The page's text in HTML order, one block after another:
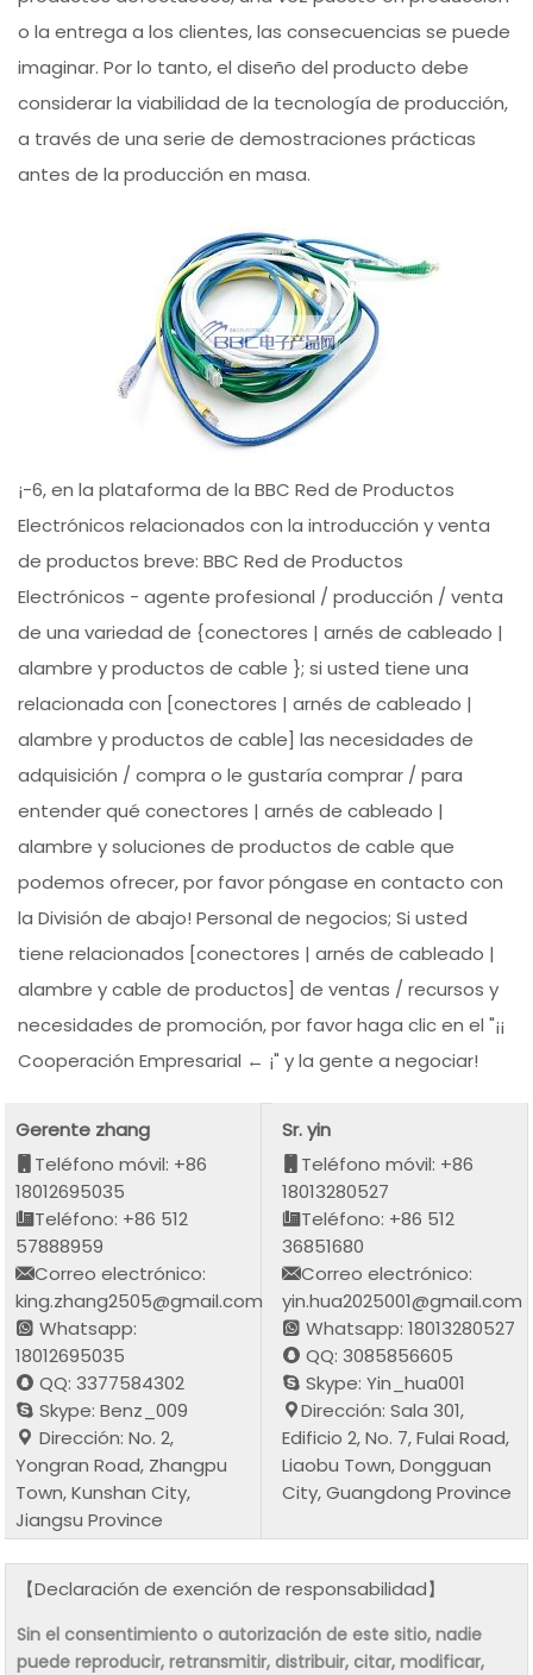
o la entrega a los clientes, las consecuencias se puede
imaginar. Por lo tanto, el diseño del producto debe
considerar la viabilidad de la tecnología de producción,
a través de una serie de demostraciones prácticas
antes de la producción en masa.
¡-6, en la plataforma de la BBC Red de Productos
Electrónicos relacionados con la introducción y venta
de productos breve: BBC Red de Productos
Electrónicos - agente profesional / producción / venta
de una variedad de {conectores | arnés de cableado |
alambre y productos de cable }; si usted tiene una
relacionada con [conectores | arnés de cableado |
alambre y productos de cable] las necesidades de
adquisición / compra o le gustaría comprar / para
entender qué conectores | arnés de cableado |
alambre y soluciones de productos de cable que
podemos ofrecer, por favor póngase en contacto con
la División de abajo! Personal de negocios; Si usted
tiene relacionados [conectores | arnés de cableado |
alambre y cable de productos] de ventas / recursos y
necesidades de promoción, por favor haga clic en el "¡¡
Cooperación Empresarial ← ¡" y la gente a negociar!
Gerente zhang
Teléfono móvil: +86
18012695035
Teléfono: +86 512
57888959
Correo electrónico:
king.zhang2505@gmail.com
Whatsapp:
18012695035
QQ: 3377584302
Skype: Benz_009
Dirección: No. 2,
Yongran Road, Zhangpu
Town, Kunshan City,
Jiangsu Province
Sr. yin
Teléfono móvil: +86
18013280527
Teléfono: +86 512
36851680
Correo electrónico:
yin.hua2025001@gmail.com
Whatsapp: 18013280527
QQ: 3085856605
Skype: Yin_hua001
Dirección: Sala 301,
Edificio 2, No. 7, Fulai Road,
Liaobu Town, Dongguan
City, Guangdong Province
【Declaración de exención de responsabilidad】
Sin el consentimiento o autorización de este sitio, nadie
puede reproducir, retransmitir, distribuir, citar, modificar,